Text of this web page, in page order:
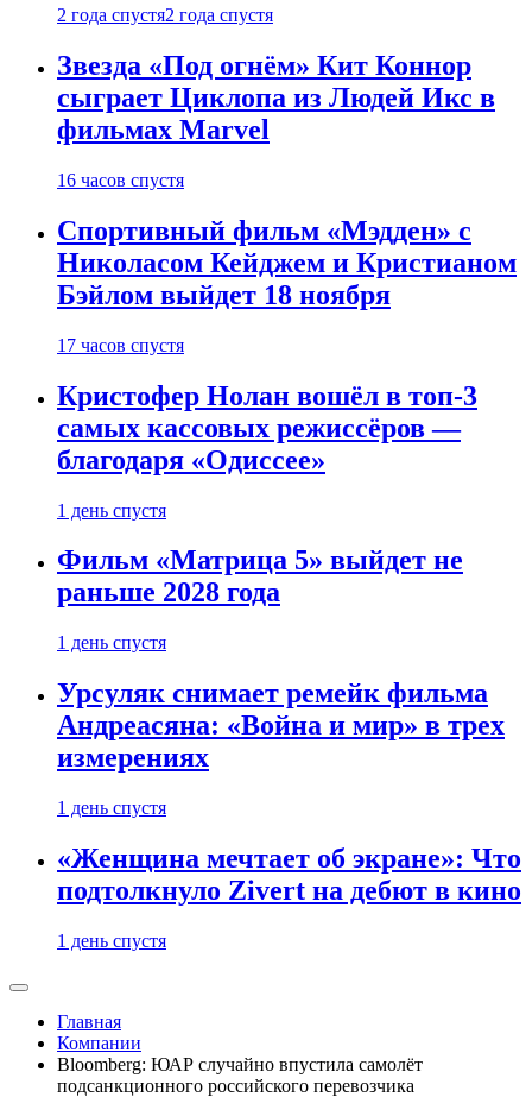
2 года спустя2 года спустя
Звезда «Под огнём» Кит Коннор
сыграет Циклопа из Людей Икс в
фильмах Marvel
16 часов спустя
Спортивный фильм «Мэдден» с
Николасом Кейджем и Кристианом
Бэйлом выйдет 18 ноября
17 часов спустя
Кристофер Нолан вошёл в топ-3
самых кассовых режиссёров —
благодаря «Одиссее»
1 день спустя
Фильм «Матрица 5» выйдет не
раньше 2028 года
1 день спустя
Урсуляк снимает ремейк фильма
Андреасяна: «Война и мир» в трех
измерениях
1 день спустя
«Женщина мечтает об экране»: Что
подтолкнуло Zivert на дебют в кино
1 день спустя
Главная
Компании
Bloomberg: ЮАР случайно впустила самолёт
подсанкционного российского перевозчика